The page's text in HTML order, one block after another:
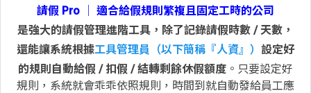
請假 Pro │ 適合給假規則繁複且固定工時的公司
是強大的請假管理進階工具，除了記錄請假時數 / 天數，
還能讓系統根據工具管理員（以下簡稱『人資』） 設定好
的規則自動給假 / 扣假 / 結轉剩餘休假額度 。只要設定好
規則，系統就會乖乖依照規則，時間到就自動發給員工應